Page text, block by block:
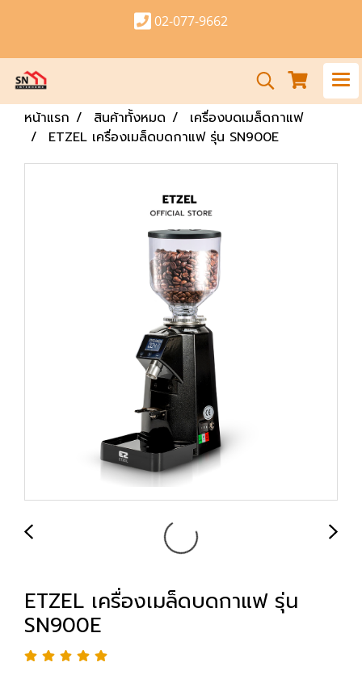
02-077-9662
หน้าแรก สินค้าทั้งหมด
เครื่องบดเมล็ดกาแฟ
ETZEL เครื่องเมล็ดบดกาแฟ รุ่น SN900E
ETZEL เครื่องเมล็ดบดกาแฟ รุ่น
SN900E